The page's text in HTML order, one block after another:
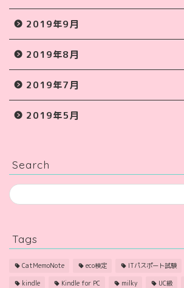
2019年9月
2019年8月
2019年7月
2019年5月
Search
Tags
CatMemoNote eco検定 ITパスポート試験
kindle Kindle for PC milky UC級